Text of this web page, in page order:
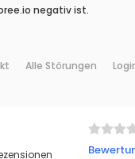
negativ ist.
Alle Störungen